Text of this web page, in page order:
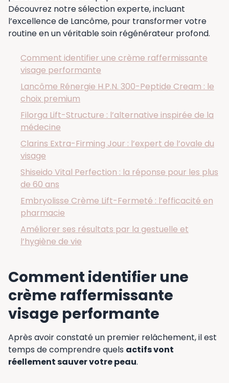
Découvrez notre sélection experte, incluant
l’excellence de Lancôme, pour transformer votre
routine en un véritable soin régénérateur profond.
Comment identifier une crème raffermissante
visage performante
Lancôme Rénergie H.P.N. 300-Peptide Cream : le
choix premium
Filorga Lift-Structure : l’alternative inspirée de la
médecine
Clarins Extra-Firming Jour : l’expert de l’ovale du
visage
Shiseido Vital Perfection : la réponse pour les plus
de 60 ans
Embryolisse Crème Lift-Fermeté : l’efficacité en
pharmacie
Améliorer ses résultats par la gestuelle et
l’hygiène de vie
Comment identifier une
crème raffermissante
visage performante
Après avoir constaté un premier relâchement, il est
temps de comprendre quels actifs vont
réellement sauver votre peau.